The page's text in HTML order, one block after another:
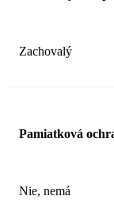
Zachovalý
Pamiatková
Nie, nemá